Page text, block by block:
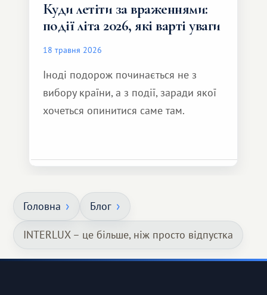
Куди летіти за враженнями:
події літа 2026, які варті уваги
18 травня 2026
Іноді подорож починається не з
вибору країни, а з події, заради якої
хочеться опинитися саме там.
Головна Блог
INTERLUX – це більше, ніж просто відпустка